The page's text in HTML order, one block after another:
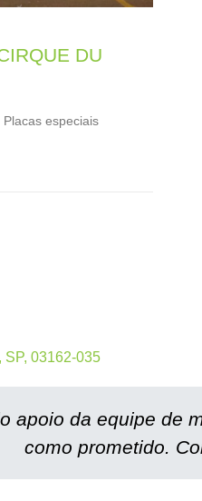
DU
especiais
SP, 03162-035
apoio da equipe de
como prometido.